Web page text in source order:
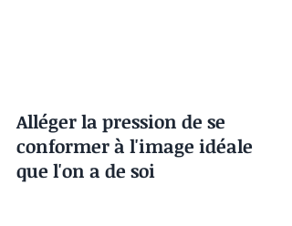
Alléger la pression de se
conformer à l'image idéale
que l'on a de soi